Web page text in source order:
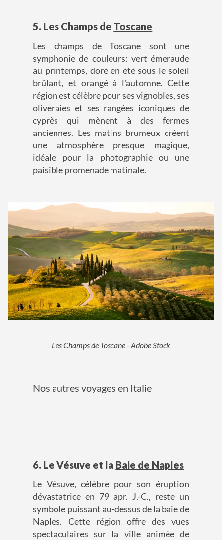
5. Les Champs de Toscane
Les champs de Toscane sont une
symphonie de couleurs: vert émeraude
au printemps, doré en été sous le soleil
brûlant, et orangé à l'automne. Cette
région est célèbre pour ses vignobles, ses
oliveraies et ses rangées iconiques de
cyprès qui mènent à des fermes
anciennes. Les matins brumeux créent
une atmosphère presque magique,
idéale pour la photographie ou une
paisible promenade matinale.
Les Champs de Toscane - Adobe Stock
Nos autres voyages en Italie
6. Le Vésuve et la Baie de Naples
Le Vésuve, célèbre pour son éruption
dévastatrice en 79 apr. J.-C., reste un
symbole puissant au-dessus de la baie de
Naples. Cette région offre des vues
spectaculaires sur la ville animée de